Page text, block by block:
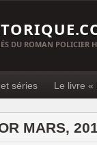
DU ROMAN POLICIER
séries Le livre «
MARS,